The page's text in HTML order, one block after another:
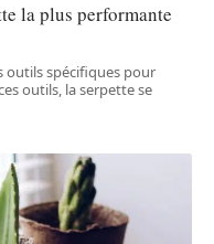
la plus performante
outils spécifiques pour
outils, la serpette se